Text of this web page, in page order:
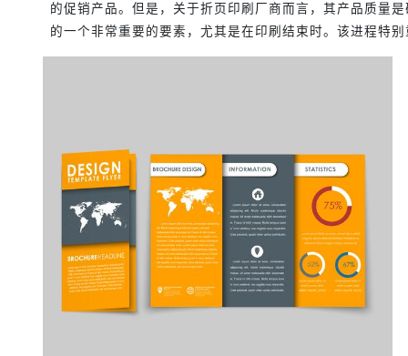
的促销产品。但是，关于折页印刷厂商而言，其产品质量
的一个非常重要的要素，尤其是在印刷结束时。该进程特别